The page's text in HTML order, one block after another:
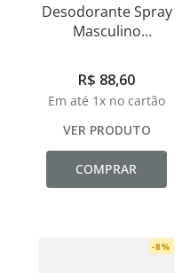
Desodorante Spray
Masculino
100ml
R$ 88,60
Em até 1x no cartão
VER PRODUTO
COMPRAR
-8%